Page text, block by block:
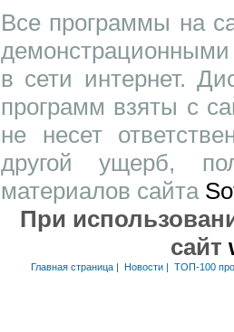
Все программы на
в сети интернет.
программ взяты с
не несет
другой ущерб,
материалов сайта
При
сайт
Главная страница| Новости| ТОП-100